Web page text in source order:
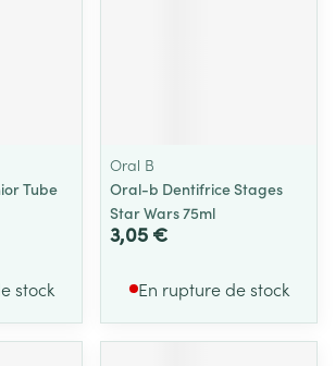
Tube
stock
Oral B
Oral-b Dentifrice Stages
Star Wars 75ml
3,05 €
En rupture de stock